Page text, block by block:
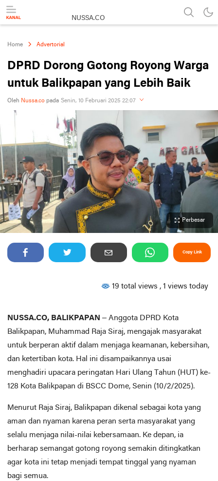
NUSSA.CO
Home Advertorial
DPRD Dorong Gotong Royong Warga
untuk Balikpapan yang Lebih Baik
Oleh Nussa.co pada Senin, 10 Februari 2025 22:07
Perbesar
Copy Link
19 total views , 1 views today
NUSSA.CO, BALIKPAPAN – Anggota DPRD Kota
Balikpapan, Muhammad Raja Siraj, mengajak masyarakat
untuk berperan aktif dalam menjaga keamanan, kebersihan,
dan ketertiban kota. Hal ini disampaikannya usai
menghadiri upacara peringatan Hari Ulang Tahun (HUT) ke-
128 Kota Balikpapan di BSCC Dome, Senin (10/2/2025).
Menurut Raja Siraj, Balikpapan dikenal sebagai kota yang
aman dan nyaman karena peran serta masyarakat yang
selalu menjaga nilai-nilai kebersamaan. Ke depan, ia
berharap semangat gotong royong semakin ditingkatkan
agar kota ini tetap menjadi tempat tinggal yang nyaman
bagi semua.